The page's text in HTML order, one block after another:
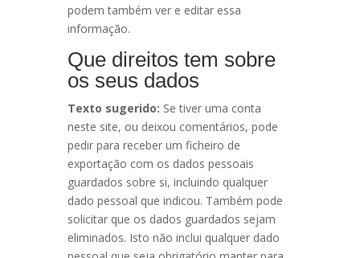
podem também ver e editar essa
informação.
Que direitos tem sobre
os seus dados
Texto sugerido: Se tiver uma conta
neste site, ou deixou comentários, pode
pedir para receber um ficheiro de
exportação com os dados pessoais
guardados sobre si, incluindo qualquer
dado pessoal que indicou. Também pode
solicitar que os dados guardados sejam
eliminados. Isto não inclui qualquer dado